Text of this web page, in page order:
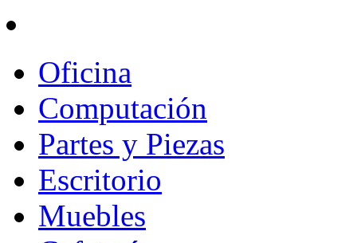
Oficina
Computación
Partes y Piezas
Escritorio
Muebles